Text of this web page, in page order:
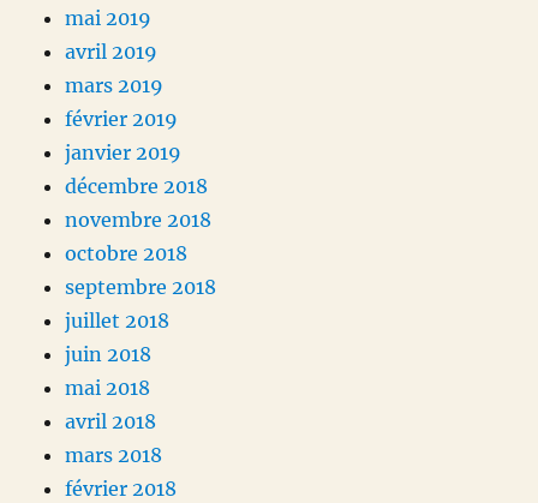
mai 2019
avril 2019
mars 2019
février 2019
janvier 2019
décembre 2018
novembre 2018
octobre 2018
septembre 2018
juillet 2018
juin 2018
mai 2018
avril 2018
mars 2018
février 2018